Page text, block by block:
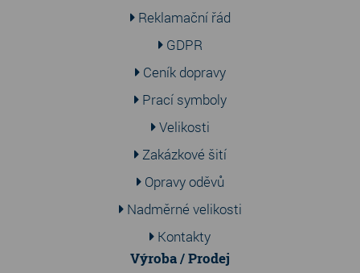
Reklamační řád
GDPR
Ceník dopravy
Prací symboly
Velikosti
Zakázkové šití
Opravy oděvů
Nadměrné velikosti
Kontakty
Výroba / Prodej